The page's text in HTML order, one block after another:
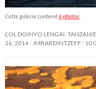
Cette galerie contient6 photos
L’OL DOINYO LENGAI,
16, 2014
JMBARDINTZEFF 10